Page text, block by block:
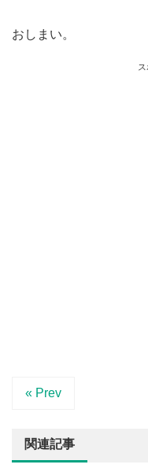
おしまい。
« Prev
関連記事